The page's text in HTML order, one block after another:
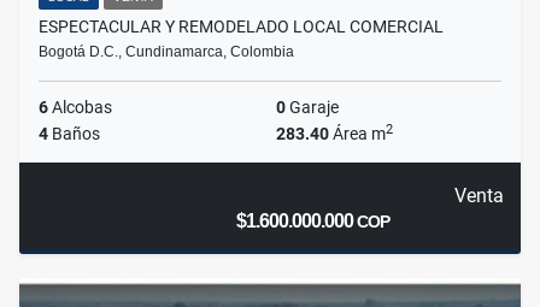
ESPECTACULAR Y REMODELADO LOCAL COMERCIAL
Bogotá D.C., Cundinamarca, Colombia
6Alcobas 0Garaje
4 Baños 283.40Área m2
Venta
$1.600.000.000COP